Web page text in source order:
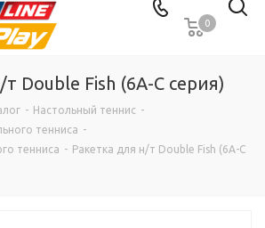
0
Double Fish (6А-С серия)
- Настольный теннис -
тенниса -
тенниса - Ракетка для н/т Double Fish (6А-С